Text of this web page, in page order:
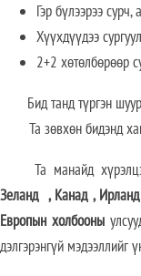
Гэр бүлээрээ сурч,
Хүүхдүүдээ
2+2 хөтөлбөрөөр
Бид танд түргэн
Та зөвхөн бидэнд
Та манайд
Зеланд , Канад ,Ирланд
Европын холбооны
дэлгэрэнгүй мэдээллийг